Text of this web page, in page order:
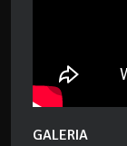
GALERIA